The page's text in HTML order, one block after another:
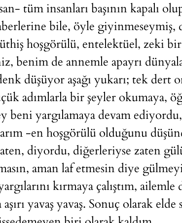
tüm insanları başının kapalı
bile, öyle
hoşgörülü, entelektüel, zeki
benim de annemle apayrı
düşüyor aşağı yukarı; tek dert
adımlarla bir şeyler okumaya,
beni yargılamaya devam
-en hoşgörülü olduğunu
diyordu, diğerleriyse zaten
aman laf etmesin diye
kırmaya çalıştım, ailemle
yavaş yavaş. Sonuç olarak